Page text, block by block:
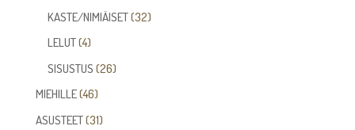
tuotetta
KASTE/NIMIÄISET 3232
LELUT 44
tuotetta
SISUSTUS 2626
MIEHILLE 4646
tuotetta
ASUSTEET 3131